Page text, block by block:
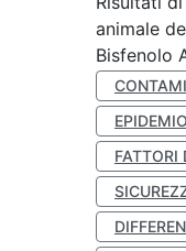
animale
Bisfenolo
FATTORI